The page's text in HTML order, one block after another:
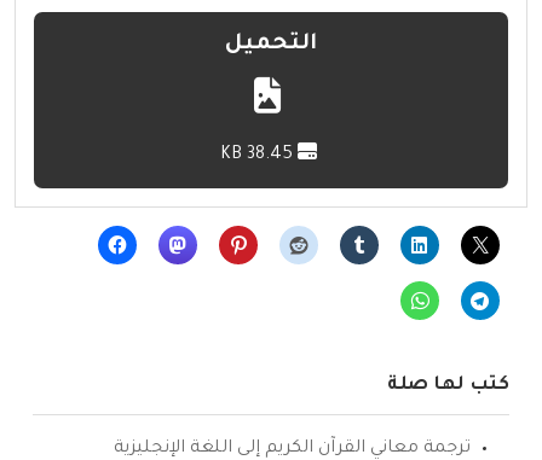
التحميل
كتب لها صلة
ترجمة معاني القرآن الكريم إلى اللغة الإنجليزية